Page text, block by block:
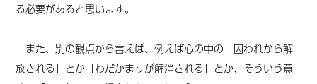
る必要があると思います。
また、別の観点から言えば、例えば心の中の「囚われから解
放される」とか「わだかまりが解消される」とか、そういう意